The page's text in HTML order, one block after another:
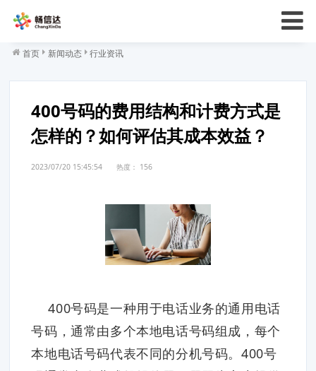
首页 新闻动态 行业资讯
400号码的费用结构和计费方式是
怎样的？如何评估其成本效益？
2023/07/20 15:45:54 热度： 156
400号码是一种用于电话业务的通用电话
号码，通常由多个本地电话号码组成，每个
本地电话号码代表不同的分机号码。400号